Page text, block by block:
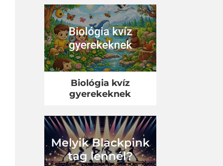
Biológia kvíz
gyerekeknek